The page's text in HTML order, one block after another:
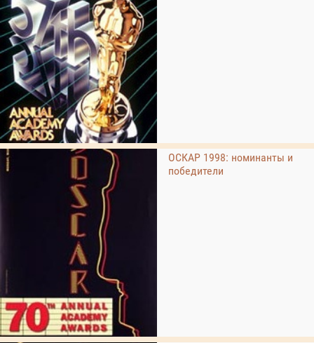
ОСКАР 1998: номинанты и
победители